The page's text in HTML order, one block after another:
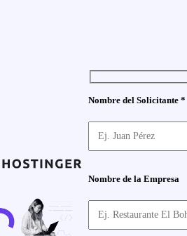
Nombre del Solicitante *
Nombre de la Empresa